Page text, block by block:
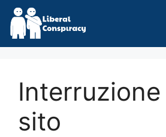
Skip
content
Interruzione
sito